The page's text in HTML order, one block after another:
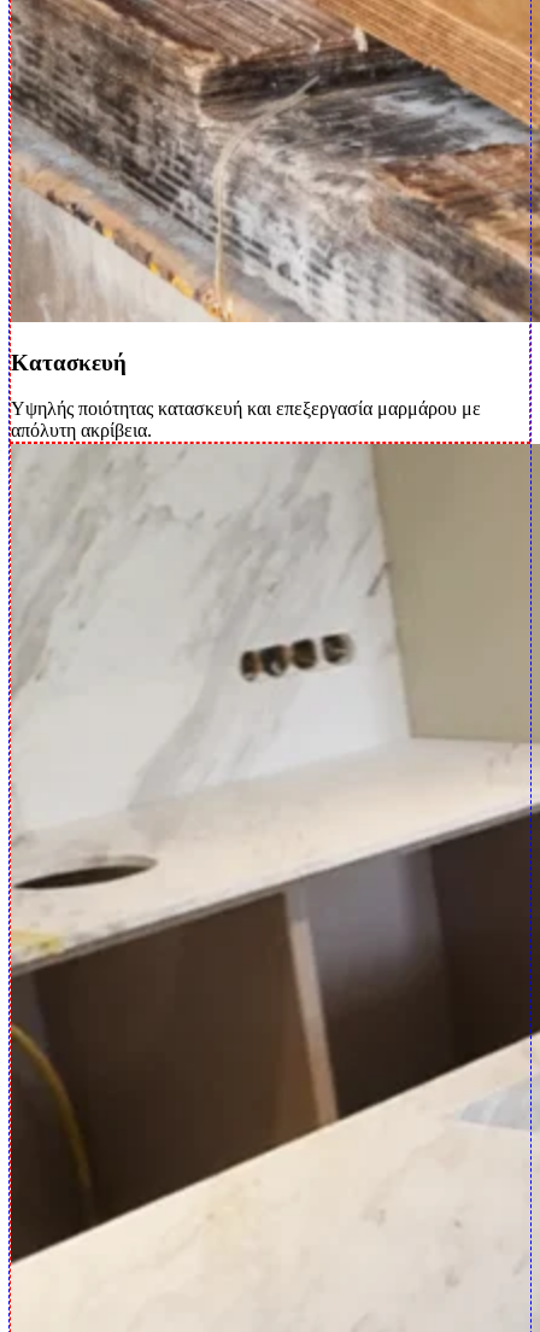
Κατασκευή
Υψηλής ποιότητας κατασκευή και επεξεργασία μαρμάρου με
απόλυτη ακρίβεια.